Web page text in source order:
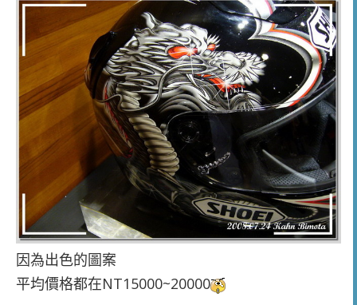
因為出色的圖案
平均價格都在NT15000~20000